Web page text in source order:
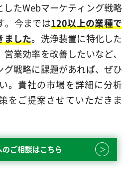
したWebマーケティング戦略
。今までは120以上の業種で
ました。洗浄装置に特化した
業効率を改善したいなど、
グ戦略に課題があれば、ぜひ
。貴社の市場を詳細に分析
をご提案させていただきま
ご相談はこちら